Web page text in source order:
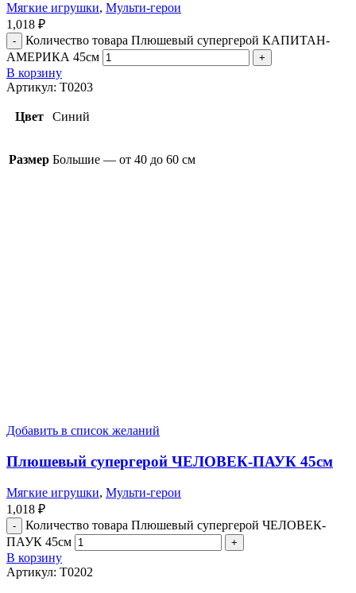
Мягкие игрушки, Мульти-герои
1,018 ₽
Количество товара Плюшевый супергерой КАПИТАН-
АМЕРИКА 45см
В корзину
Артикул: T0203
Цвет Синий
Размер Большие — от 40 до 60 см
Добавить в список желаний
Плюшевый супергерой ЧЕЛОВЕК-ПАУК 45см
Мягкие игрушки, Мульти-герои
1,018 ₽
Количество товара Плюшевый супергерой ЧЕЛОВЕК-
ПАУК 45см
В корзину
Артикул: T0202